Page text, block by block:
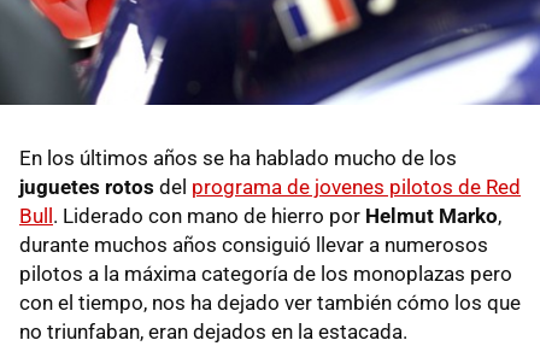
En los últimos años se ha hablado mucho de los
juguetes rotos del programa de jovenes pilotos de Red
Bull . Liderado con mano de hierro por Helmut Marko,
durante muchos años consiguió llevar a numerosos
pilotos a la máxima categoría de los monoplazas pero
con el tiempo, nos ha dejado ver también cómo los que
no triunfaban, eran dejados en la estacada.